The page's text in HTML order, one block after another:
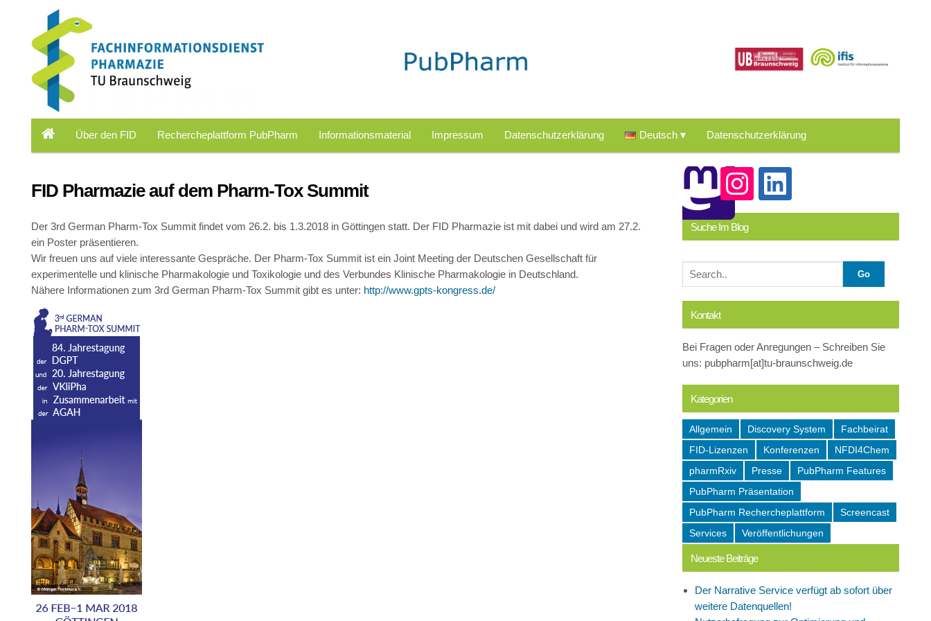
Über den FID Rechercheplattform PubPharm Informationsmaterial Impressum Datenschutzerklärung Deutsch Datenschutzerklärung
FID Pharmazie auf dem Pharm-Tox Summit
Der 3rd German Pharm-Tox Summit findet vom 26.2. bis 1.3.2018 in Göttingen statt. Der FID Pharmazie ist mit dabei und wird am 27.2.
ein Poster präsentieren.
Wir freuen uns auf viele interessante Gespräche. Der Pharm-Tox Summit ist ein Joint Meeting der Deutschen Gesellschaft für
experimentelle und klinische Pharmakologie und Toxikologie und des Verbundes Klinische Pharmakologie in Deutschland.
Nähere Informationen zum 3rd German Pharm-Tox Summit gibt es unter: http://www.gpts-kongress.de/
Suche Im Blog
Kontakt
Bei Fragen oder Anregungen – Schreiben Sie
uns: pubpharm[at]tu-braunschweig.de
Kategorien
Allgemein Discovery System
Fachbeirat
FID-Lizenzen
Konferenzen
NFDI4Chem
pharmRxiv
Presse
PubPharm Features
PubPharm Präsentation
PubPharm Rechercheplattform
Screencast
Services
Veröffentlichungen
Neueste Beiträge
Der Narrative Service verfügt ab sofort über
weitere Datenquellen!